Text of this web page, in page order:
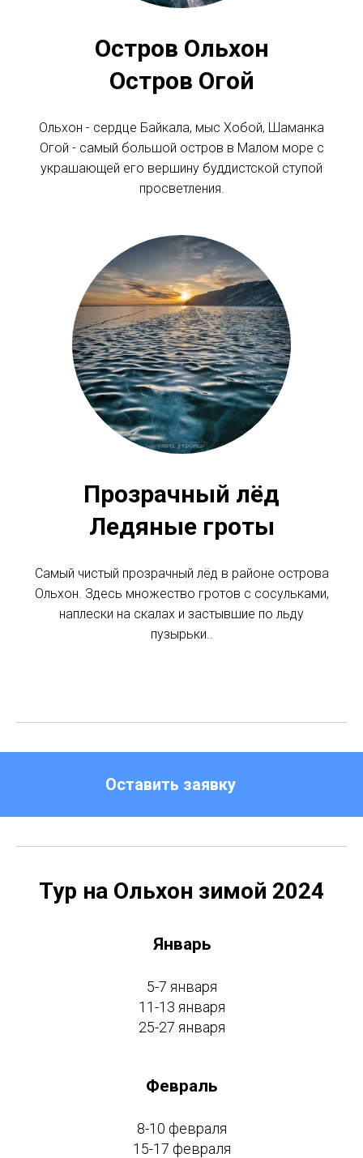
Остров Ольхон
Остров Огой
Ольхон - сердце Байкала, мыс Хобой, Шаманка
Огой - самый большой остров в Малом море с
украшающей его вершину буддистской ступой
просветления.
Прозрачный лёд
Ледяные гроты
Самый чистый прозрачный лёд в районе острова
Ольхон. Здесь множество гротов с сосульками,
наплески на скалах и застывшие по льду
пузырьки..
Оставить заявку
Тур на Ольхон зимой 2024
Январь
5-7 января
11-13 января
25-27 января
Февраль
8-10 февраля
15-17 февраля